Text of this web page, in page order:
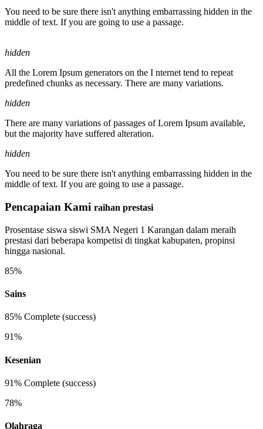
You need to be sure there isn't anything embarrassing hidden in the
middle of text. If you are going to use a passage.
hidden
All the Lorem Ipsum generators on the I nternet tend to repeat
predefined chunks as necessary. There are many variations.
hidden
There are many variations of passages of Lorem Ipsum available,
but the majority have suffered alteration.
hidden
You need to be sure there isn't anything embarrassing hidden in the
middle of text. If you are going to use a passage.
Pencapaian Kami raihan prestasi
Prosentase siswa siswi SMA Negeri 1 Karangan dalam meraih
prestasi dari beberapa kompetisi di tingkat kabupaten, propinsi
hingga nasional.
85%
Sains
85% Complete (success)
91%
Kesenian
91% Complete (success)
78%
Olahraga